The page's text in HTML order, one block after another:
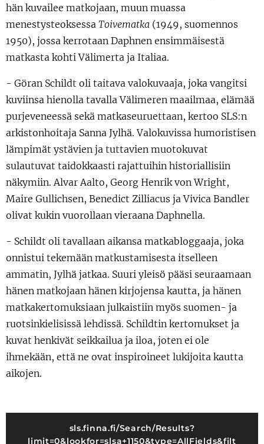
hän kuvailee matkojaan, muun muassa
menestysteoksessa Toivematka (1949, suomennos
1950), jossa kerrotaan Daphnen ensimmäisestä
matkasta kohti Välimerta ja Italiaa.
- Göran Schildt oli taitava valokuvaaja, joka vangitsi
kuviinsa hienolla tavalla Välimeren maailmaa, elämää
purjeveneessä sekä matkaseuruettaan, kertoo SLS:n
arkistonhoitaja Sanna Jylhä. Valokuvissa humoristisen
lämpimät ystävien ja tuttavien muotokuvat
sulautuvat taidokkaasti rajattuihin historiallisiin
näkymiin. Alvar Aalto, Georg Henrik von Wright,
Maire Gullichsen, Benedict Zilliacus ja Vivica Bandler
olivat kukin vuorollaan vieraana Daphnella.
- Schildt oli tavallaan aikansa matkabloggaaja, joka
onnistui tekemään matkustamisesta itselleen
ammatin, Jylhä jatkaa. Suuri yleisö pääsi seuraamaan
hänen matkojaan hänen kirjojensa kautta, ja hänen
matkakertomuksiaan julkaistiin myös suomen- ja
ruotsinkielisissä lehdissä. Schildtin kertomukset ja
kuvat henkivät seikkailua ja iloa, joten ei ole
ihmekään, että ne ovat inspiroineet lukijoita kautta
aikojen.
sls.finna.fi/Search/Results?
limit=0&lookfor=slsa+1150&type=AllFields&filt